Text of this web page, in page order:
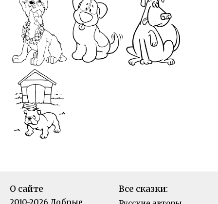
О сайте
2010-2026 Добрые
Все сказки: